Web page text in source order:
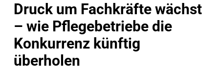
Druck um Fachkräfte wächst
– wie Pflegebetriebe die
Konkurrenz künftig
überholen